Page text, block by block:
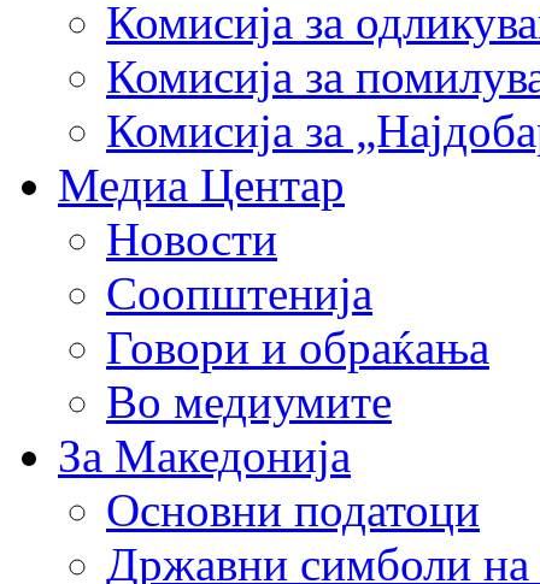
Комисија за
Комисија за
Комисија за
Медиа Центар
Новости
Соопштенија
Говори и обраќања
Во медиумите
За Македонија
Основни податоци
Државни симболи